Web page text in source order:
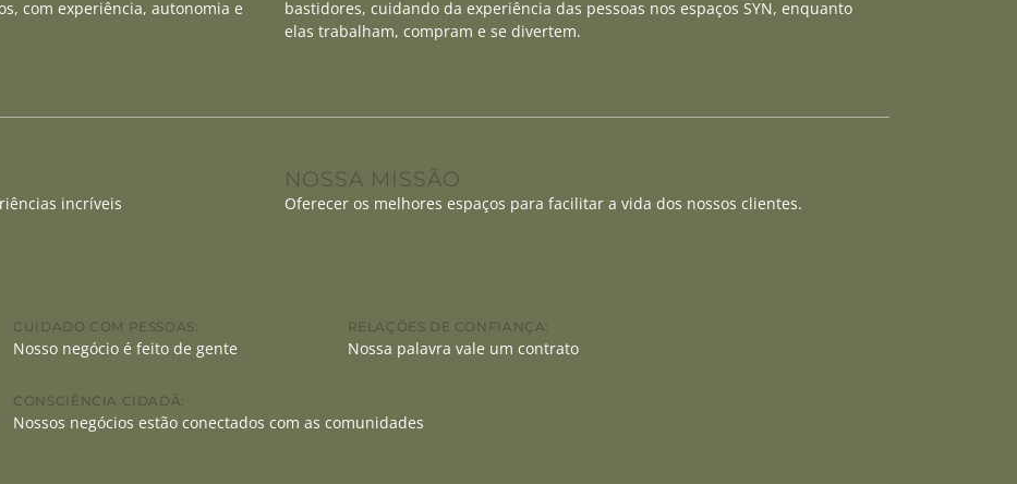
com experiência, autonomia e
bastidores, cuidando da experiência das pessoas nos espaços SYN, enquanto
elas trabalham, compram e se divertem.
incríveis
NOSSA MISSÃO
Oferecer os melhores espaços para facilitar a vida dos nossos clientes.
CUIDADO COM PESSOAS:
Nosso negócio é feito de gente
RELAÇÕES DE CONFIANÇA:
Nossa palavra vale um contrato
CONSCIÊNCIA CIDADÃ:
Nossos negócios estão conectados com as comunidades